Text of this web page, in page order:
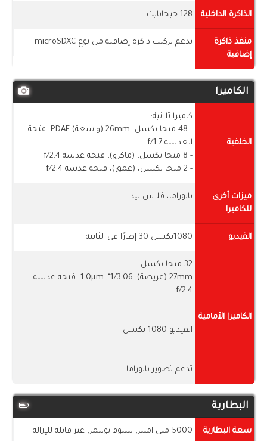
الذاكرة الداخلية 128 جيجابايت
منفذ ذاكرة
إضافية
يدعم تركيب ذاكرة إضافية من نوع microSDXC
الكاميرا
الخلفية
كاميرا ثلاثية:
- 48 ميجا بكسل، 26mm (واسعة) PDAF، فتحة
العدسة f/1.7
- 8 ميجا بكسل، (ماكرو)، فتحة عدسة f/2.4
- 2 ميجا بكسل، (عمق)، فتحة عدسة f/2.4
ميزات أخرى
للكاميرا
بانوراما، فلاش ليد
الفيديو 1080بكسل 30 إطارًا في الثانية
الكاميرا الأمامية
32 ميجا بكسل
27mm (عريضة), 1/3.06", 1.0µm، فتحه عدسه
f/2.4
الفيديو 1080 بكسل
تدعم تصوير بانوراما
البطارية
سعة البطارية 5000 ملى امبير، ليثيوم بوليمر، غير قابلة للإزالة